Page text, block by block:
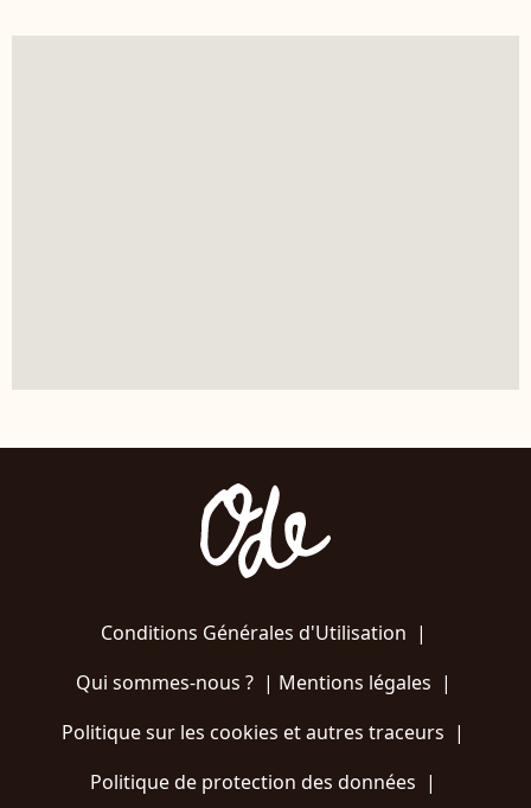
Conditions Générales d'Utilisation |
Qui sommes-nous ?| Mentions légales |
Politique sur les cookies et autres traceurs |
Politique de protection des données |